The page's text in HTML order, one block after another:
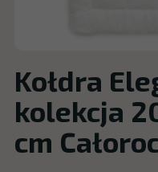
Kołdra
kolekcja
cm